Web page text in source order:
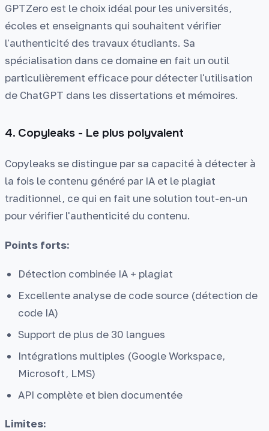
GPTZero est le choix idéal pour les universités,
écoles et enseignants qui souhaitent vérifier
l'authenticité des travaux étudiants. Sa
spécialisation dans ce domaine en fait un outil
particulièrement efficace pour détecter l'utilisation
de ChatGPT dans les dissertations et mémoires.
4. Copyleaks - Le plus polyvalent
Copyleaks se distingue par sa capacité à détecter à
la fois le contenu généré par IA et le plagiat
traditionnel, ce qui en fait une solution tout-en-un
pour vérifier l'authenticité du contenu.
Points forts:
Détection combinée IA + plagiat
Excellente analyse de code source (détection de
code IA)
Support de plus de 30 langues
Intégrations multiples (Google Workspace,
Microsoft, LMS)
API complète et bien documentée
Limites: